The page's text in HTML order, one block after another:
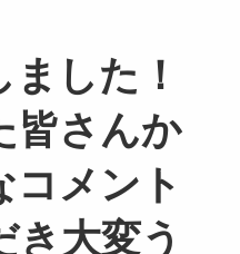
した！
皆さんか
コメント
き大変う